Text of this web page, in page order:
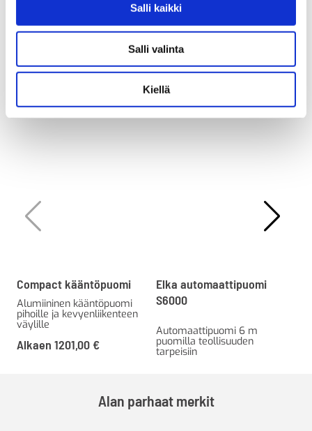
Salli kaikki
Salli valinta
Kiellä
Compact kääntöpuomi
Alumiininen kääntöpuomi
pihoille ja kevyenliikenteen
väylille
Alkaen 1201,00 €
Elka automaattipuomi
S6000
Automaattipuomi 6 m
puomilla teollisuuden
tarpeisiin
Alan parhaat merkit